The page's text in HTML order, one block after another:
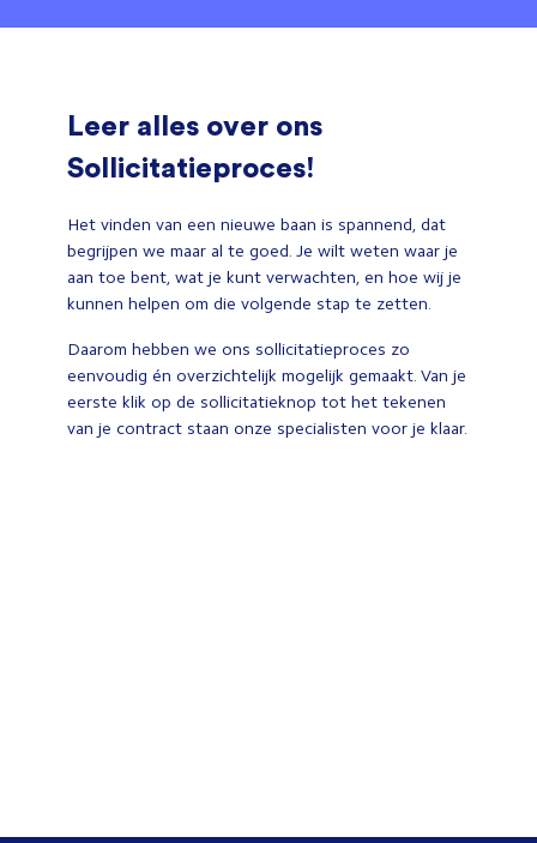
Leer alles over ons
Sollicitatieproces!
Het vinden van een nieuwe baan is spannend, dat
begrijpen we maar al te goed. Je wilt weten waar je
aan toe bent, wat je kunt verwachten, en hoe wij je
kunnen helpen om die volgende stap te zetten.
Daarom hebben we ons sollicitatieproces zo
eenvoudig én overzichtelijk mogelijk gemaakt. Van je
eerste klik op de sollicitatieknop tot het tekenen
van je contract staan onze specialisten voor je klaar.